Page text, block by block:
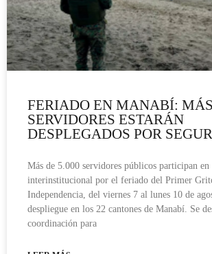
FERIADO EN MANABÍ:
SERVIDORES ESTARÁN
DESPLEGADOS POR
Más de 5.000 servidores públicos participan
interinstitucional por el feriado del Primer
Independencia, del viernes 7 al lunes 10 de
despliegue en los 22 cantones de Manabí. Se
coordinación para